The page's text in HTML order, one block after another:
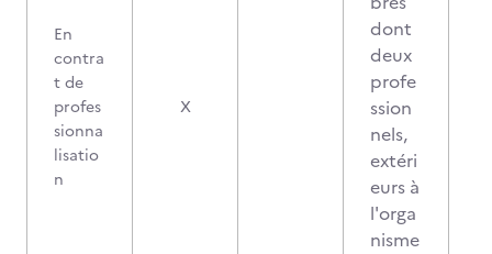
En
contra
t de
profes
sionna
lisatio
n
X
dont
deux
profe
ssion
nels,
extéri
eurs à
l'orga
nisme